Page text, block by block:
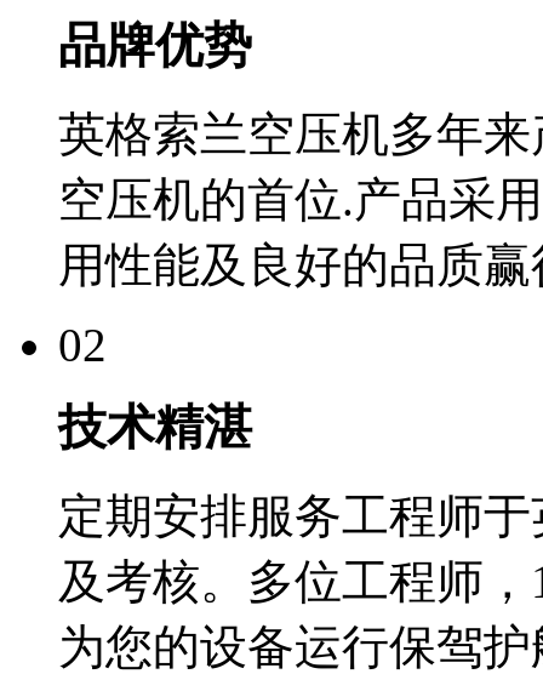
品牌优势
英格索兰空压机多年
空压机的首位.产品采
用性能及良好的品质
02
技术精湛
定期安排服务工程师
及考核。多位工程师
为您的设备运行保驾